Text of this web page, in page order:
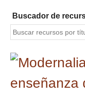
contenido
principal
Buscador de